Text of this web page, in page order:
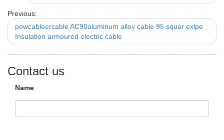
Previous:
powcableercable AC90aluminum alloy cable 95 squar exlpe
Insulation armoured electric cable
Contact us
Name